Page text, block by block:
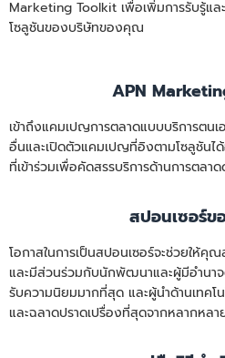
Marketing Toolkit เพื่อเพิ่มการรับรู้แ
โซลูชันของบริษัทของคุณ
APN
เข้าถึงแคมเปญการตลาดแบบบริการต
อื่นและเปิดตัวแคมเปญที่อิงตามโซลูชันไ
ที่เข้าร่วมเพื่อคัดสรรบริการด้านการตลา
สปอนเซอร์ข
โอกาสในการเป็นสปอนเซอร์จะช่วยให้คุ
และมีส่วนร่วมกับนักพัฒนาและผู้มีอำนา
รับความนิยมมากที่สุด และผู้นำด้านเทค
และฉลาดปราดเปรื่องที่สุดจากหลากหลา